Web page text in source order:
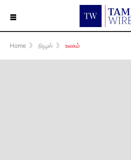
☰
Home 》 நியூஸ் 》 உலகம்